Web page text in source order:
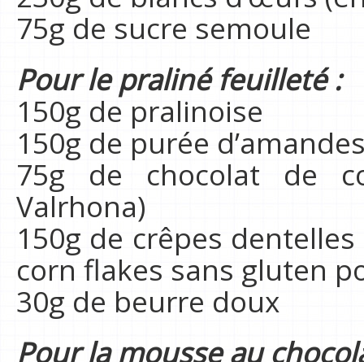
75g de sucre semoule
Pour le praliné feuilleté :
150g de pralinoise
150g de purée
75g de chocolat de
Valrhona)
150g de crêpes
corn flakes sans gluten
30g de beurre doux
Pour la mousse au